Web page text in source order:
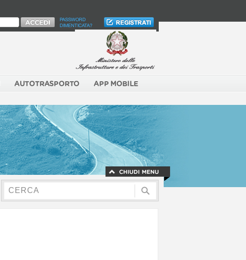
PASSWORD
DIMENTICATA?
AUTOTRASPORTO APP MOBILE